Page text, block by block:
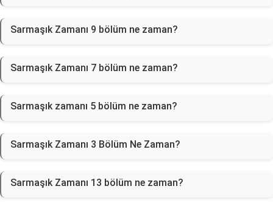
Sarmaşık Zamanı 9 bölüm ne zaman?
Sarmaşık Zamanı 7 bölüm ne zaman?
Sarmaşık zamanı 5 bölüm ne zaman?
Sarmaşık Zamanı 3 Bölüm Ne Zaman?
Sarmaşık Zamanı 13 bölüm ne zaman?